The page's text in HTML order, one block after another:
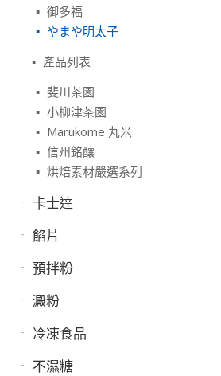
御多福
やまや明太子
產品列表
斐川茶園
小柳津茶園
Marukome 丸米
信州銘釀
烘焙素材嚴選系列
卡士達
餡片
預拌粉
澱粉
冷凍食品
不濕糖